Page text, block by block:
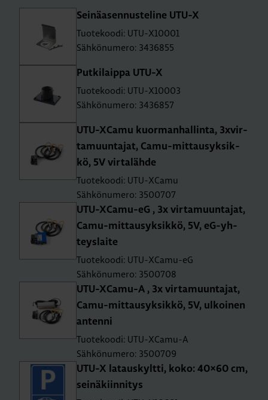
Sei­nä­asen­nus­te­li­ne UTU-X
Tuotekoodi: UTU-X10001
Sähkönumero: 3436855
Put­ki­laip­pa UTU-X
Tuotekoodi: UTU-X10003
Sähkönumero: 3436857
UTU-XCa­mu kuor­man­hal­lin­ta, 3x­vir­
ta­muun­ta­jat, Ca­mu-mit­tausyk­sik­
kö, 5V vir­ta­läh­de
Tuotekoodi: UTU-XCamu
Sähkönumero: 3500707
UTU-XCa­mu-eG , 3x vir­ta­muun­ta­jat,
Ca­mu-mit­tausyk­sik­kö, 5V, eG-yh­
teys­lai­te
Tuotekoodi: UTU-XCamu-eG
Sähkönumero: 3500708
UTU-XCa­mu-A , 3x vir­ta­muun­ta­jat,
Ca­mu-mit­tausyk­sik­kö, 5V, ul­koi­nen
an­ten­ni
Tuotekoodi: UTU-XCamu-A
Sähkönumero: 3500709
UTU-X la­taus­kylt­ti, koko: 40×60 cm,
sei­nä­kiin­ni­tys